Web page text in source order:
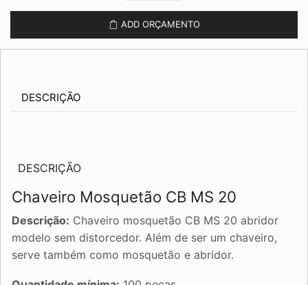
20
quantidade
ADD ORÇAMENTO
DESCRIÇÃO
DESCRIÇÃO
Chaveiro Mosquetão CB MS 20
Descrição: Chaveiro mosquetão CB MS 20 abridor
modelo sem distorcedor. Além de ser um chaveiro,
serve também como mosquetão e abridor.